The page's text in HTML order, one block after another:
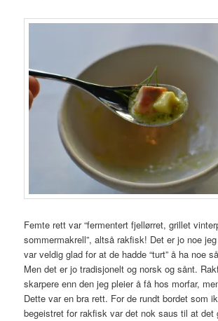
Femte rett var “fermentert fjellørret, grillet
sommermakrell”, altså rakfisk! Det er jo noe
var veldig glad for at de hadde “turt” å ha noe
Men det er jo tradisjonelt og norsk og sånt.
skarpere enn den jeg pleier å få hos morfar,
Dette var en bra rett. For de rundt bordet som
begeistret for rakfisk var det nok saus til at det